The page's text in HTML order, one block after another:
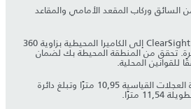
السائق وركاب المقعد الأمامي والمقاعد
يستند نظام عرض الأرض ClearSight إلى الكاميرا المحيطية بزاوية 360
تحقق من المنطقة المحيطة بك لضمان
للقوانين المحلية.
تبلغ دائرة الانعطاف لقاعدة العجلات القياسية 10,95 مترًا وتبلغ دائرة
مترًا.